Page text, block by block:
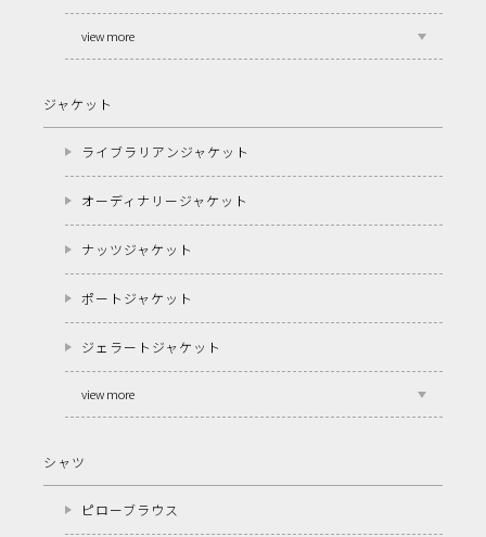
view more
ジャケット
ライブラリアンジャケット
オーディナリージャケット
ナッツジャケット
ポートジャケット
ジェラートジャケット
view more
シャツ
ピローブラウス